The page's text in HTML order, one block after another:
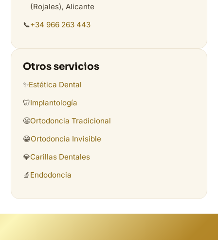
(Rojales), Alicante
📞+34 966 263 443
Otros servicios
✨Estética Dental
🦷Implantología
😬Ortodoncia Tradicional
😁Ortodoncia Invisible
💎Carillas Dentales
🔬 Endodoncia